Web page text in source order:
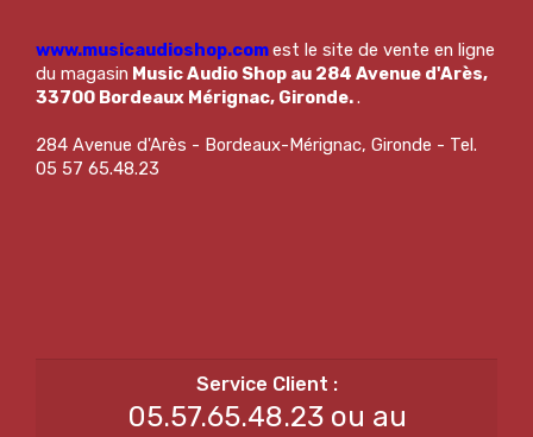
www.musicaudioshop.comest le site de vente en ligne
du magasin Music Audio Shop au 284 Avenue d'Arès,
33700 Bordeaux Mérignac, Gironde..
284 Avenue d'Arès - Bordeaux-Mérignac, Gironde - Tel.
05 57 65.48.23
05.57.65.48.23 ou au